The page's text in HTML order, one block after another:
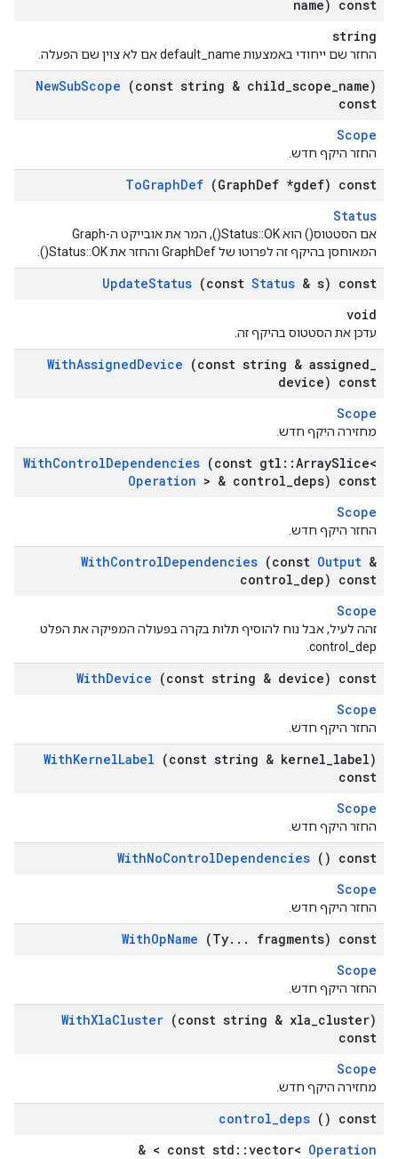
name) const
string
החזר שם ייחודי באמצעות default_name אם לא צוין שם הפעלה.
NewSubScope (const string & child scope name)
const
Scope
החזר היקף חדש.
ToGraphDef (GraphDef *gdef) const
Status
אם הסטטוס() הוא Status::OK(), המר את אובייקט ה-Graph
המאוחסן בהיקף זה לפרוטו של GraphDef והחזר את Status::OK().
UpdateStatus (const Status & s) const
void
עדכן את הסטטוס בהיקף זה.
WithAssignedDevice (const string & assigned
device) const
Scope
מחזירה היקף חדש.
WithControlDependencies (const gtl ::ArraySlice<
Operation > & control deps) const
Scope
החזר היקף חדש.
WithControlDependencies (const Output &
control dep) const
Scope
זהה לעיל, אבל נוח להוסיף תלות בקרה בפעולה המפיקה את הפלט
control_dep.
WithDevice (const string & device) const
Scope
החזר היקף חדש.
WithKernelLabel (const string & kernel label)
const
Scope
החזר היקף חדש.
WithNoControlDependencies () const
Scope
החזר היקף חדש.
WithOpName (Ty. . .
fragments) const
Scope
החזר היקף חדש.
WithXlaCluster (const string & xla cluster)
const
Scope
מחזירה היקף חדש.
control_deps () const
const std::vector< Operation
> &